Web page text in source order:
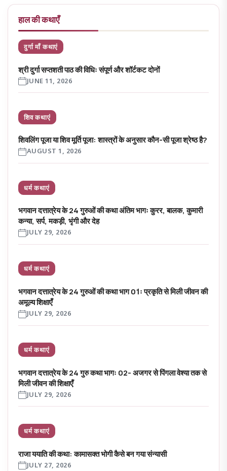
हाल की कथाएँ
दुर्गा माँ कथाएं
श्री दुर्गा सप्तशती पाठ की विधिः संपूर्ण और शॉर्टकट दोनों
JUNE 11, 2026
शिव कथाएं
शिवलिंग पूजा या शिव मूर्ति पूजा: शास्त्रों के अनुसार कौन-सी पूजा श्रेष्ठ है?
AUGUST 1, 2026
धर्म कथाएं
भगवान दत्तात्रेय के 24 गुरुओं की कथा अंतिम भागः कुरर, बालक, कुमारी
कन्या, सर्प, मकड़ी, भृंगी और देह
JULY 29, 2026
धर्म कथाएं
भगवान दत्तात्रेय के 24 गुरुओं की कथा भाग 01ः प्रकृति से मिली जीवन की
अमूल्य शिक्षाएँ
JULY 29, 2026
धर्म कथाएं
भगवान दत्तात्रेय के 24 गुरु कथा भागः 02- अजगर से पिंगला वेश्या तक से
मिली जीवन की शिक्षाएँ
JULY 29, 2026
धर्म कथाएं
राजा ययाति की कथा: कामासक्त भोगी कैसे बन गया संन्यासी
JULY 27, 2026